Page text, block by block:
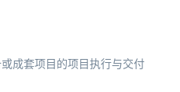
成套项目的项目执行与交付